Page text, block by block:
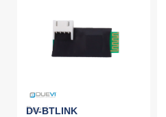
Duevi
DV-BTLINK